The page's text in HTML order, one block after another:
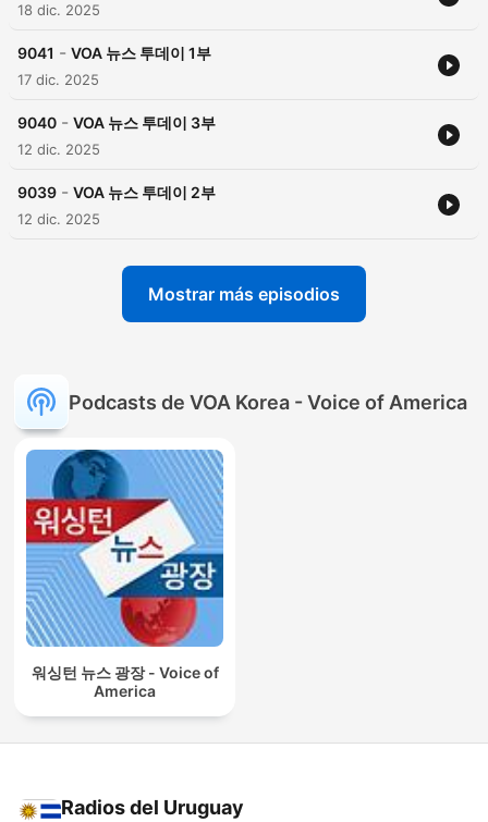
18 dic. 2025
9041 - VOA 뉴스 투데이 1부
17 dic. 2025
9040 - VOA 뉴스 투데이 3부
12 dic. 2025
9039 - VOA 뉴스 투데이 2부
12 dic. 2025
Mostrar más episodios
Podcasts de VOA Korea - Voice of America
워싱턴 뉴스 광장 - Voice of
America
Radios del Uruguay